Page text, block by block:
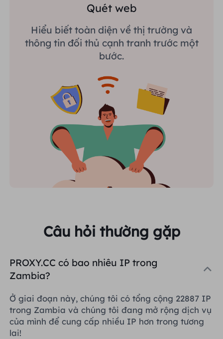
Quét web
Hiểu biết toàn diện về thị trường và
thông tin đối thủ cạnh tranh trước một
bước.
Câu hỏi thường gặp
PROXY.CC có bao nhiêu IP trong
Zambia?
Ở giai đoạn này, chúng tôi có tổng cộng 22887 IP
trong Zambia và chúng tôi đang mở rộng dịch vụ
của mình để cung cấp nhiều IP hơn trong tương
lai!